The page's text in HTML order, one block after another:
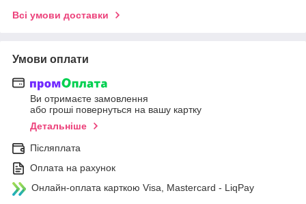
Всі умови доставки
Умови оплати
Ви отримаєте замовлення
або гроші повернуться на вашу картку
Детальніше
Післяплата
Оплата на рахунок
Онлайн-оплата карткою Visa, Mastercard - LiqPay